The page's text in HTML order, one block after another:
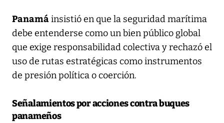
Panamáinsistió en que la seguridad marítima
debe entenderse como un bien público global
que exige responsabilidad colectiva y rechazó el
uso de rutas estratégicas como instrumentos
de presión política o coerción.
Señalamientos por acciones contra buques
panameños